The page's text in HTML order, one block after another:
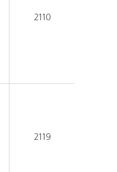
2110
2119